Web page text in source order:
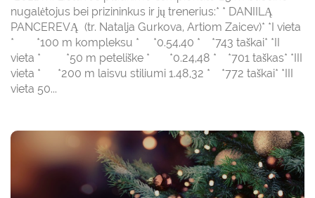
nugalėtojus bei prizininkus ir jų trenerius:* * DANIILĄ
PANCEREVĄ (tr. Natalja Gurkova, Artiom Zaicev)* *I vieta
* *100 m kompleksu * *0.54,40 * *743 taškai* *II
vieta * *50 m peteliške * *0.24,48 * *701 taškas* *III
vieta * *200 m laisvu stiliumi 1.48,32 * *772 taškai* *III
vieta 50...